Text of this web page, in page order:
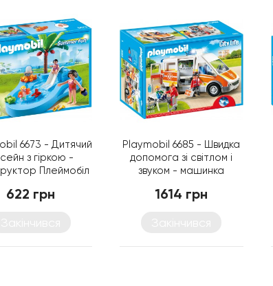
6673 - Дитячий
з гіркою -
Плеймобіл
622 грн
Playmobil 6685 - Швидка
допомога зі світлом і
звуком - машинка
1614 грн